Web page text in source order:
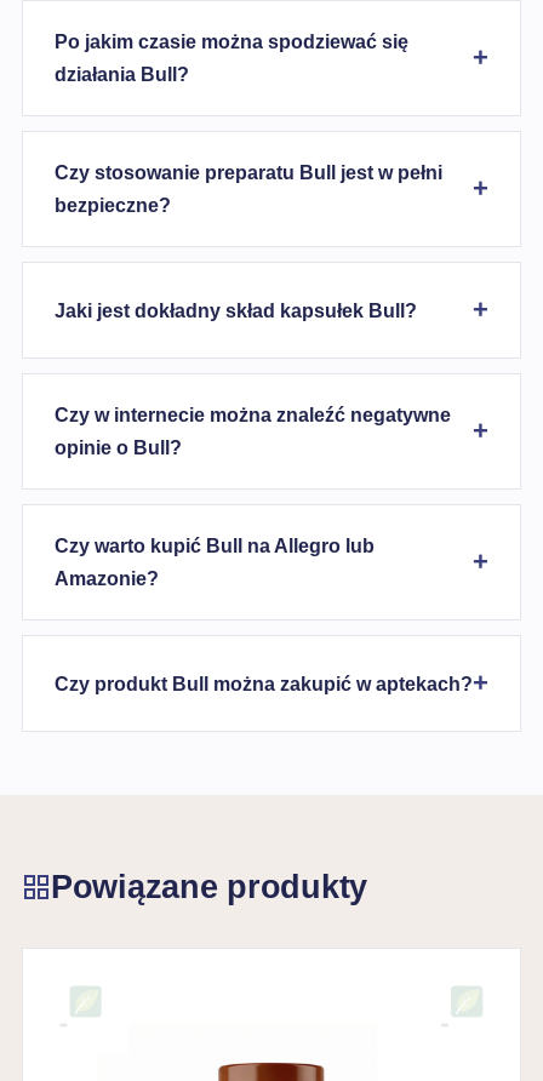
Po jakim czasie można spodziewać się
działania Bull?
Czy stosowanie preparatu Bull jest w pełni
bezpieczne?
Jaki jest dokładny skład kapsułek Bull?
Czy w internecie można znaleźć negatywne
opinie o Bull?
Czy warto kupić Bull na Allegro lub
Amazonie?
Czy produkt Bull można zakupić w aptekach?
Powiązane produkty